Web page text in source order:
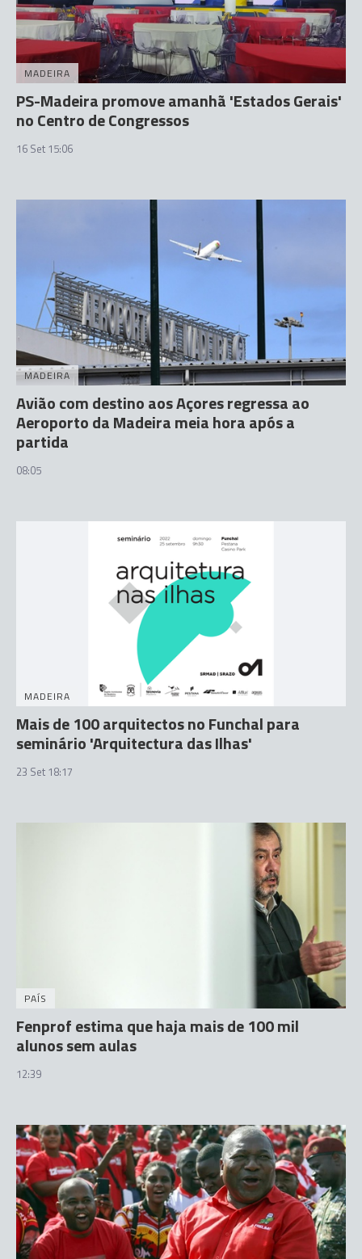
MADEIRA
PS-Madeira promove amanhã 'Estados Gerais'
no Centro de Congressos
16 Set 15:06
MADEIRA
Avião com destino aos Açores regressa ao
Aeroporto da Madeira meia hora após a
partida
08:05
MADEIRA
Mais de 100 arquitectos no Funchal para
seminário 'Arquitectura das Ilhas'
23 Set 18:17
PAÍS
Fenprof estima que haja mais de 100 mil
alunos sem aulas
12:39